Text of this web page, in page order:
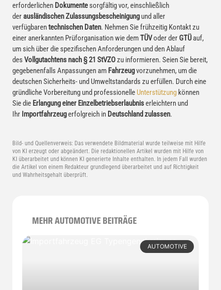
erforderlichen Dokumente sorgfältig vor, einschließlich
derausländischen Zulassungsbescheinigung und aller
verfügbarentechnischen Daten. Nehmen Sie frühzeitig Kontakt zu
einer anerkannten Prüforganisation wie demTÜVoder der GTÜauf,
um sich über die spezifischen Anforderungen und den Ablauf
des Vollgutachtens nach § 21 StVZOzu informieren. Seien Sie bereit,
gegebenenfalls Anpassungen am Fahrzeugvorzunehmen, um die
deutschen Sicherheits- und Umweltstandards zu erfüllen. Durch eine
gründliche Vorbereitung und professionelle Unterstützung können
Sie die Erlangung einer Einzelbetriebserlaubniserleichtern und
Ihr Importfahrzeugerfolgreich in Deutschland zulassen.
Bild- und Quellenverweis: Das verwendete Bildmaterial wurde teilweise mit Hilfe
von KI erzeugt oder abgeändert. Die redaktionellen Artikel wurden mit Hilfe von
KI überarbeitet und können KI generierte Inhalte enthalten. In jedem Fall wurden
die Artikel von einem Redakteur grundlegend überarbeitet und auf Richtigkeit
und Wahrheitsgehalt überprüft.
MEHR AUTOMOTIVE BEITRÄGE
AUTOMOTIVE